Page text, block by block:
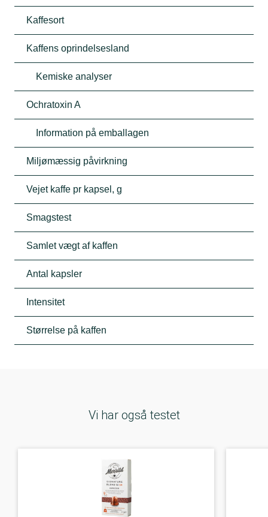
Kaffesort
Kaffens oprindelsesland
Kemiske analyser
Ochratoxin A
Information på emballagen
Miljømæssig påvirkning
Vejet kaffe pr ​​kapsel, g
Smagstest
Samlet vægt af kaffen
Antal kapsler
Intensitet
Størrelse på kaffen
Vi har også testet